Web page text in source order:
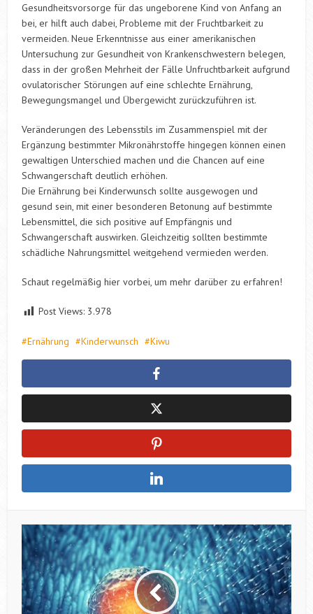
Gesundheitsvorsorge für das ungeborene Kind von Anfang an
bei, er hilft auch dabei, Probleme mit der Fruchtbarkeit zu
vermeiden. Neue Erkenntnisse aus einer amerikanischen
Untersuchung zur Gesundheit von Krankenschwestern belegen,
dass in der großen Mehrheit der Fälle Unfruchtbarkeit aufgrund
ovulatorischer Störungen auf eine schlechte Ernährung,
Bewegungsmangel und Übergewicht zurückzuführen ist.
Veränderungen des Lebensstils im Zusammenspiel mit der
Ergänzung bestimmter Mikronährstoffe hingegen können einen
gewaltigen Unterschied machen und die Chancen auf eine
Schwangerschaft deutlich erhöhen.
Die Ernährung bei Kinderwunsch sollte ausgewogen und
gesund sein, mit einer besonderen Betonung auf bestimmte
Lebensmittel, die sich positive auf Empfängnis und
Schwangerschaft auswirken. Gleichzeitig sollten bestimmte
schädliche Nahrungsmittel weitgehend vermieden werden.
Schaut regelmäßig hier vorbei, um mehr darüber zu erfahren!
Post Views: 3.978
Ernährung Kinderwunsch Kiwu